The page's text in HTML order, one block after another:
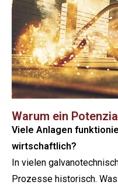
Warum ein
Viele Anlagen
wirtschaftlich?
In vielen
Prozesse historisch.